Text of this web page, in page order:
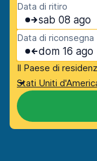
Data di ritiro
sab 08 ago
Data di riconsegna
dom 16 ago
Il Paese di
Stati Uniti